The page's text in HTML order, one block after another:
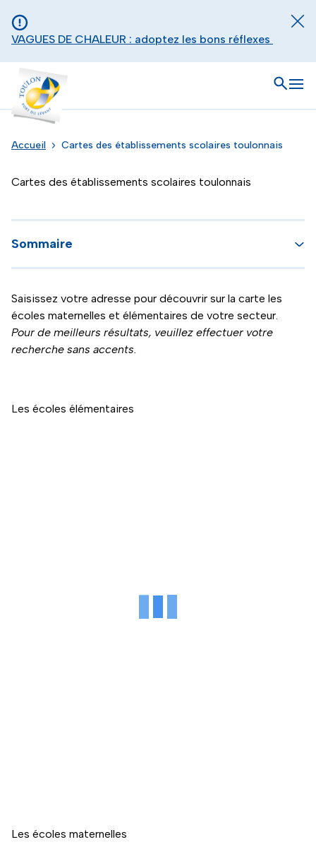
VAGUES DE CHALEUR : adoptez les bons réflexes
Toulon - Port du levant, retour à l'accueil
Ouvrir
Accueil Cartes des établissements scolaires toulonnais
Cartes des établissements scolaires toulonnais
Sommaire
Saisissez votre adresse pour découvrir sur la carte les
écoles maternelles et élémentaires de votre secteur.
Pour de meilleurs résultats, veuillez effectuer votre
recherche sans accents.
Les écoles élémentaires
Les écoles maternelles